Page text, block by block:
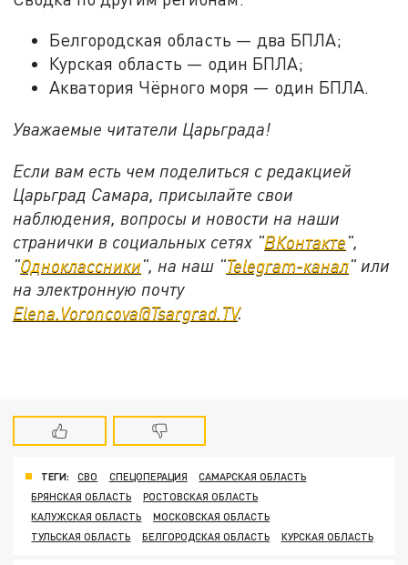
Белгородская область — два БПЛА;
Курская область — один БПЛА;
Акватория Чёрного моря — один БПЛА.
Уважаемые читатели Царьграда!
Если вам есть чем поделиться с редакцией
Царьград Самара, присылайте свои
наблюдения, вопросы и новости на наши
странички в социальных сетях "ВКонтакте",
"Одноклассники", на наш "Telegram-канал" или
на электронную почту
Elena.Voroncova@Tsargrad.TV.
ТЕГИ: СВО СПЕЦОПЕРАЦИЯ
САМАРСКАЯ ОБЛАСТЬ
БРЯНСКАЯ ОБЛАСТЬ
РОСТОВСКАЯ ОБЛАСТЬ
КАЛУЖСКАЯ ОБЛАСТЬ
МОСКОВСКАЯ ОБЛАСТЬ
ТУЛЬСКАЯ ОБЛАСТЬ
БЕЛГОРОДСКАЯ ОБЛАСТЬ КУРСКАЯ ОБЛАСТЬ